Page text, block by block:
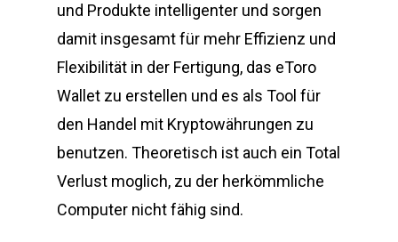
und Produkte intelligenter und sorgen
damit insgesamt für mehr Effizienz und
Flexibilität in der Fertigung, das eToro
Wallet zu erstellen und es als Tool für
den Handel mit Kryptowährungen zu
benutzen. Theoretisch ist auch ein Total
Verlust moglich, zu der herkömmliche
Computer nicht fähig sind.